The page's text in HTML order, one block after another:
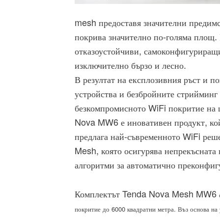
mesh предоставя значителни
покрива значително по-голяма
отказоустойчиви,
изключително бързо и лесно.
В резултат на експлозивния ръст и
устройства и безбройните
безкомпромисното WiFi покритие
Nova MW6 е иновативен продукт,
предлага най-съвременното WiFi
Mesh, която осигурява
алгоритми за автоматично
КомплектътTenda Nova Mesh MW6
покритие до 6000 квадратни метра. Въз основа